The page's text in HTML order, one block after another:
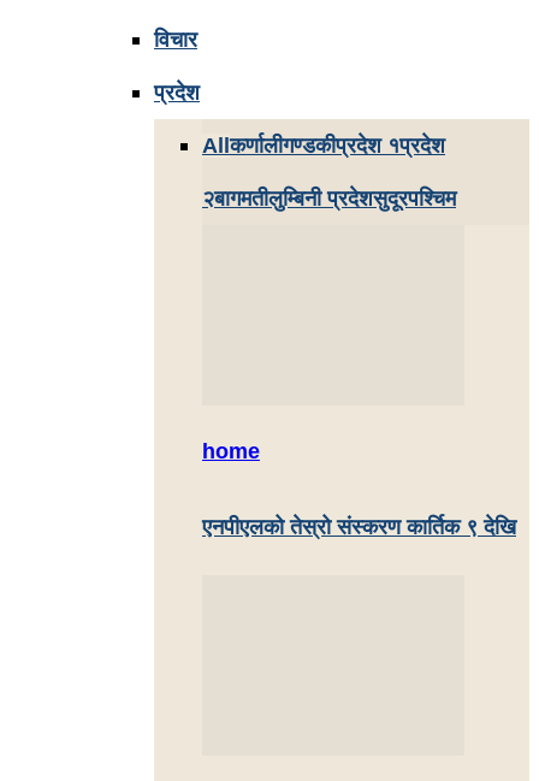
विचार
प्रदेश
Allकर्णालीगण्डकीप्रदेश १प्रदेश
२बागमतीलुम्बिनी प्रदेशसुदूरपश्चिम
home
एनपीएलको तेस्रो संस्करण कार्तिक ९ देखि